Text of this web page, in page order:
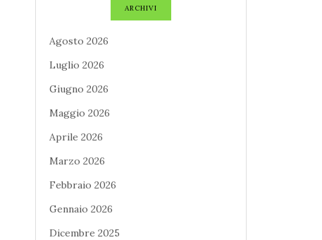
ARCHIVI
Agosto 2026
Luglio 2026
Giugno 2026
Maggio 2026
Aprile 2026
Marzo 2026
Febbraio 2026
Gennaio 2026
Dicembre 2025